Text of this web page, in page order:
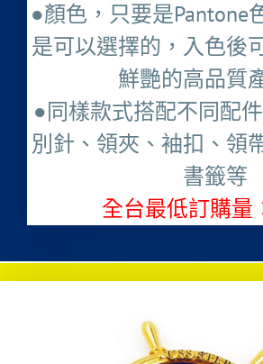
●顏色，只要是Pantone
是可以選擇的，入色後
鮮艷的高品質
●同樣款式搭配不同配
別針、領夾、袖扣、領
書籤等
全台最低訂購量